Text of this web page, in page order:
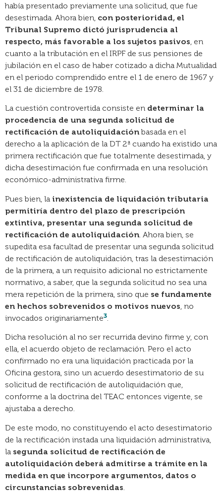
había presentado previamente una solicitud, que fue
desestimada. Ahora bien, con posterioridad, el
Tribunal Supremo dictó jurisprudencia al
respecto, más favorable a los sujetos pasivos, en
cuanto a la tributación en el IRPF de sus pensiones de
jubilación en el caso de haber cotizado a dicha Mutualidad
en el periodo comprendido entre el 1 de enero de 1967 y
el 31 de diciembre de 1978.
La cuestión controvertida consiste en determinar la
procedencia de una segunda solicitud de
rectificación de autoliquidaciónbasada en el
derecho a la aplicación de la DT 2ª cuando ha existido una
primera rectificación que fue totalmente desestimada, y
dicha desestimación fue confirmada en una resolución
económico-administrativa firme.
Pues bien, la inexistencia de liquidación tributaria
permitiría dentro del plazo de prescripción
extintiva, presentar una segunda solicitud de
rectificación de autoliquidación . Ahora bien, se
supedita esa facultad de presentar una segunda solicitud
de rectificación de autoliquidación, tras la desestimación
de la primera, a un requisito adicional no estrictamente
normativo, a saber, que la segunda solicitud no sea una
mera repetición de la primera, sino que se fundamente
en hechos sobrevenidos o motivos nuevos , no
invocados originariamente3
Dicha resolución al no ser recurrida devino firme y, con
ella, el acuerdo objeto de reclamación. Pero el acto
confirmado no era una liquidación practicada por la
Oficina gestora, sino un acuerdo desestimatorio de su
solicitud de rectificación de autoliquidación que,
conforme a la doctrina del TEAC entonces vigente, se
ajustaba a derecho.
De este modo, no constituyendo el acto desestimatorio
de la rectificación instada una liquidación administrativa,
la segunda solicitud de rectificación de
autoliquidación deberá admitirse a trámite en la
medida en que incorpore argumentos, datos o
circunstancias sobrevenidas